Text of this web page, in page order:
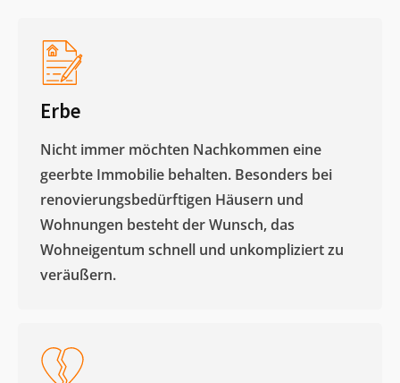
Erbe
Nicht immer möchten Nachkommen eine
geerbte Immobilie behalten. Besonders bei
renovierungsbedürftigen Häusern und
Wohnungen besteht der Wunsch, das
Wohneigentum schnell und unkompliziert zu
veräußern. ​